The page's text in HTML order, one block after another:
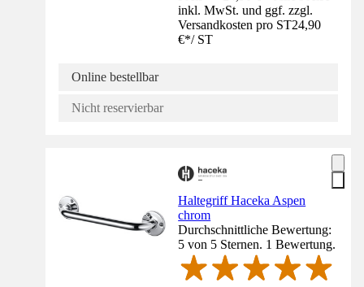
inkl. MwSt. und ggf. zzgl.
Versandkosten pro ST24,90
€*/ ST
Online bestellbar
Nicht reservierbar
Haltegriff Haceka Aspen
chrom
Durchschnittliche Bewertung:
5 von 5 Sternen. 1 Bewertung.